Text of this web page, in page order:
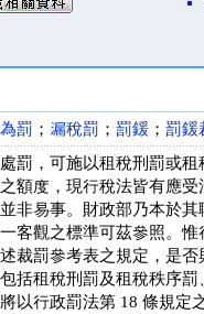
罰 ； 漏稅罰 ； 罰鍰 ； 罰鍰
罰，可施以租稅刑罰或
額度，現行稅法皆有應
非易事。財政部乃本於
客觀之標準可茲參照。
裁罰參考表之規定，是
括租稅刑罰及租稅秩序
以行政罰法第 18 條規定